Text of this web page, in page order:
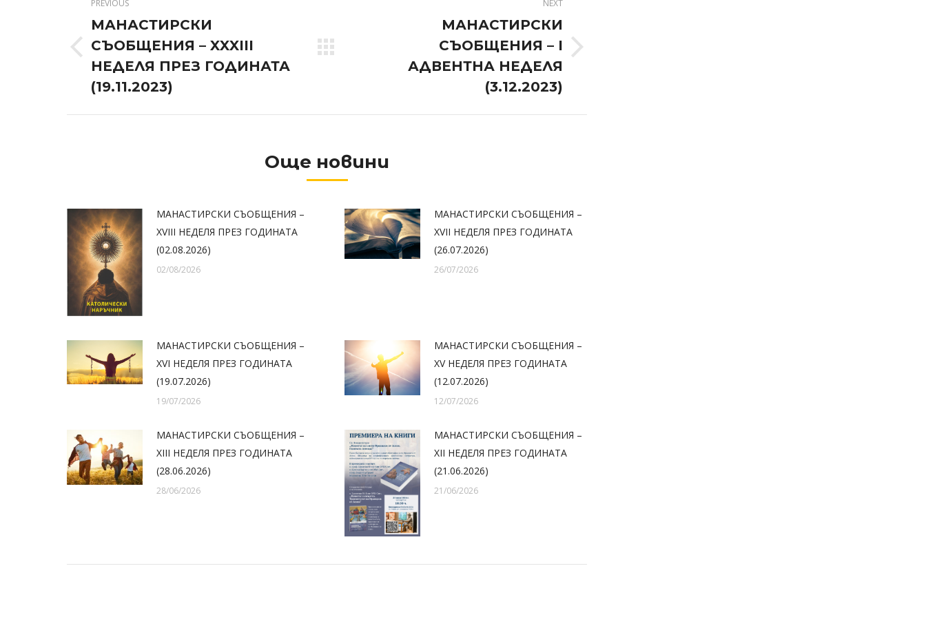
navigation
PREVIOUS
Previous
post:
МАНАСТИРСКИ
СЪОБЩЕНИЯ – XXXIII
НЕДЕЛЯ ПРЕЗ ГОДИНАТА
(19.11.2023)
NEXT
МАНАСТИРСКИ
СЪОБЩЕНИЯ – I
АДВЕНТНА НЕДЕЛЯ
(3.12.2023)
Още новини
МАНАСТИРСКИ СЪОБЩЕНИЯ –
XVIII НЕДЕЛЯ ПРЕЗ ГОДИНАТА
(02.08.2026)
02/08/2026
МАНАСТИРСКИ СЪОБЩЕНИЯ –
XVII НЕДЕЛЯ ПРЕЗ ГОДИНАТА
(26.07.2026)
26/07/2026
МАНАСТИРСКИ СЪОБЩЕНИЯ –
XVI НЕДЕЛЯ ПРЕЗ ГОДИНАТА
(19.07.2026)
19/07/2026
МАНАСТИРСКИ СЪОБЩЕНИЯ –
XV НЕДЕЛЯ ПРЕЗ ГОДИНАТА
(12.07.2026)
12/07/2026
МАНАСТИРСКИ СЪОБЩЕНИЯ –
XIII НЕДЕЛЯ ПРЕЗ ГОДИНАТА
(28.06.2026)
28/06/2026
МАНАСТИРСКИ СЪОБЩЕНИЯ –
XII НЕДЕЛЯ ПРЕЗ ГОДИНАТА
(21.06.2026)
21/06/2026